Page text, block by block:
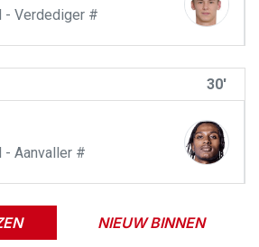
- Verdediger #
30'
- Aanvaller #
NIEUW BINNEN